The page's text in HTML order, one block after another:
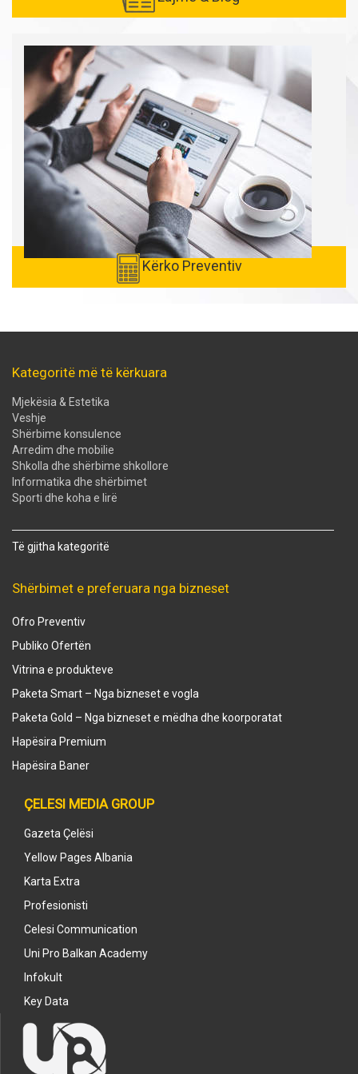
Kërko Preventiv
Kategoritë më të kërkuara
Mjekësia & Estetika
Veshje
Shërbime konsulence
Arredim dhe mobilie
Shkolla dhe shërbime shkollore
Informatika dhe shërbimet
Sporti dhe koha e lirë
Të gjitha kategoritë
Shërbimet e preferuara nga bizneset
Ofro Preventiv
Publiko Ofertën
Vitrina e produkteve
Paketa Smart – Nga bizneset e vogla
Paketa Gold – Nga bizneset e mëdha dhe koorporatat
Hapësira Premium
Hapësira Baner
ÇELESI MEDIA GROUP
Gazeta Çelësi
Yellow Pages Albania
Karta Extra
Profesionisti
Celesi Communication
Uni Pro Balkan Academy
Infokult
Key Data